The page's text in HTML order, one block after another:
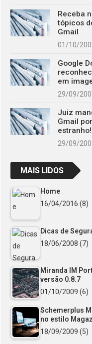
Receba
tópicos
Gmail
01/10/
Google
em
29/09/
Juiz
Gmail
estranho!
29/09/
MAIS LIDOS
Home
16/04/2016 (8)
Dicas de
18/06/2008 (7)
Miranda IM
versão 0.8.7
01/10/2009 (6)
Schemerplus
no estilo
18/09/2009 (5)